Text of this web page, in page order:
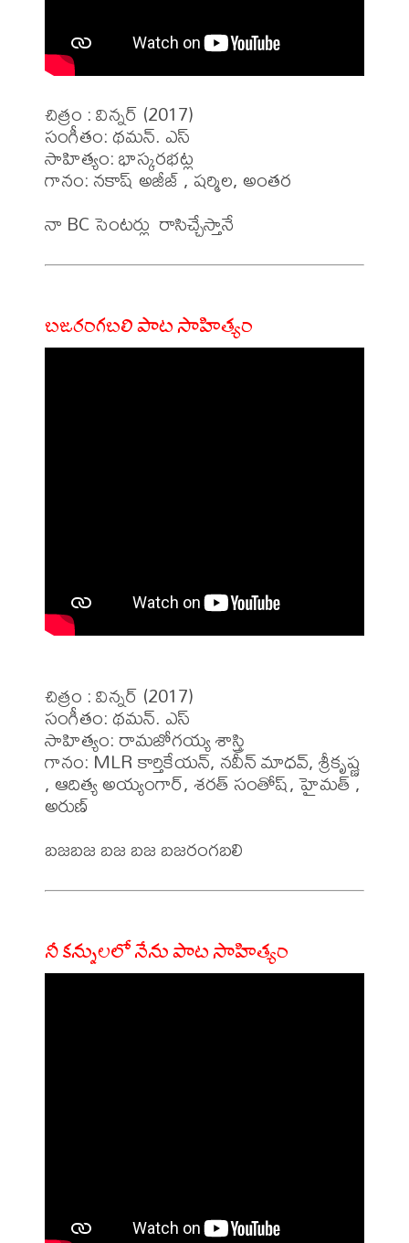
చిత్రం : విన్నర్ (2017)
సంగీతం: థమన్. ఎస్
సాహిత్యం: భాస్కరభట్ల
గానం: నకాష్ అజీజ్ , షర్మిల, అంతర
బజరంగబలి పాట సాహిత్యం
చిత్రం : విన్నర్ (2017)
సంగీతం: థమన్. ఎస్
సాహిత్యం: రామజోగయ్య శాస్త్రి
గానం: MLR కార్తికేయన్, నవీన్ మాధవ్, శ్రీకృష్ణ
, ఆదిత్య అయ్యంగార్, శరత్ సంతోష్, హైమత్ ,
అరుణ్
నీ కన్నులలో నేను పాట సాహిత్యం